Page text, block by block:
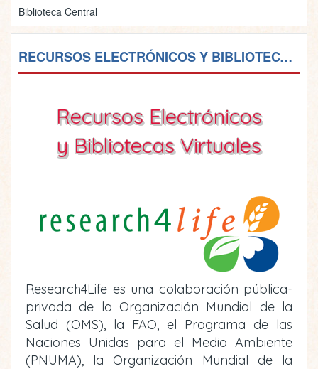
Biblioteca Central
RECURSOS ELECTRÓNICOS Y BIBLIOTECAS VIRTUALES
Recursos Electrónicos
y Bibliotecas Virtuales
Research4Life es una colaboración pública-
privada de la Organización Mundial de la
Salud (OMS), la FAO, el Programa de las
Naciones Unidas para el Medio Ambiente
(PNUMA), la Organización Mundial de la